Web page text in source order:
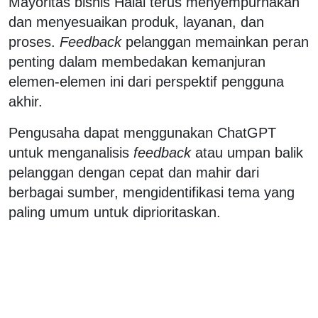
dan menyesuaikan produk, layanan, dan
proses. Feedbackpelanggan memainkan peran
penting dalam membedakan kemanjuran
elemen-elemen ini dari perspektif pengguna
akhir.
Pengusaha dapat menggunakan ChatGPT
untuk menganalisis feedbackatau umpan balik
pelanggan dengan cepat dan mahir dari
berbagai sumber, mengidentifikasi tema yang
paling umum untuk diprioritaskan.